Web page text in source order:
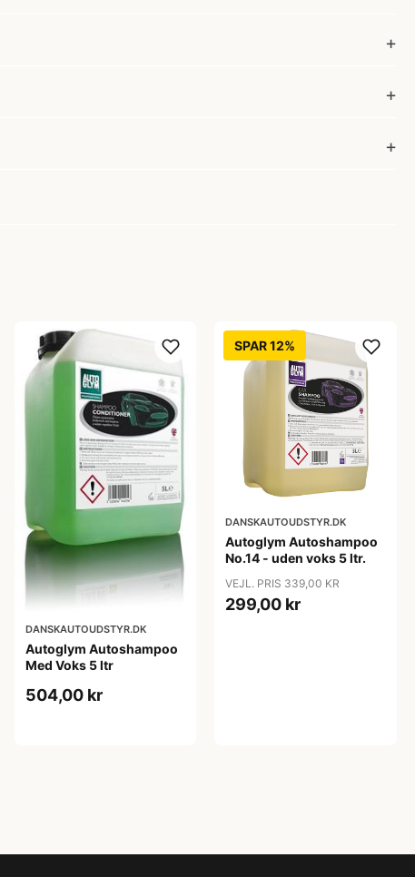
DANSKAUTOUDSTYR.DK
Autoglym Autoshampoo
Med Voks 5 ltr
504,00 kr
SPAR 12%
DANSKAUTOUDSTYR.DK
Autoglym Autoshampoo
No.14 - uden voks 5 ltr.
VEJL. PRIS 339,00 KR
299,00 kr